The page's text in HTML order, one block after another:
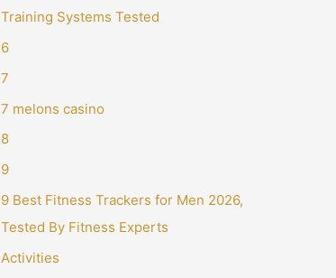
Training Systems Tested
6
7
7 melons casino
8
9
9 Best Fitness Trackers for Men 2026,
Tested By Fitness Experts
Activities